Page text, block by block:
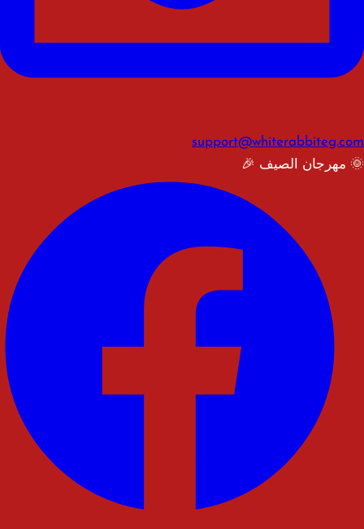
support@whiterabbiteg.com
🌞 مهرجان الصيف 🎉